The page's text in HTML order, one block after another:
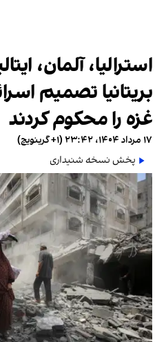
استرالیا، آلمان،
بریتانیا تصمیم
غزه را محکوم کردند
۱۷ مرداد ۱۴۰۴، ۲۳:۴۲ (‎+۱ گرینویچ)
پخش نسخه شنیداری